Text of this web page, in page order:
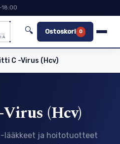
🔍 Ostoskori 0
C -Virus (Hcv)
(Hcv)
-lääkkeet ja hoitotuotteet